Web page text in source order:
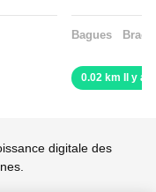
Bagues
0.02 km Il y a
digitale des